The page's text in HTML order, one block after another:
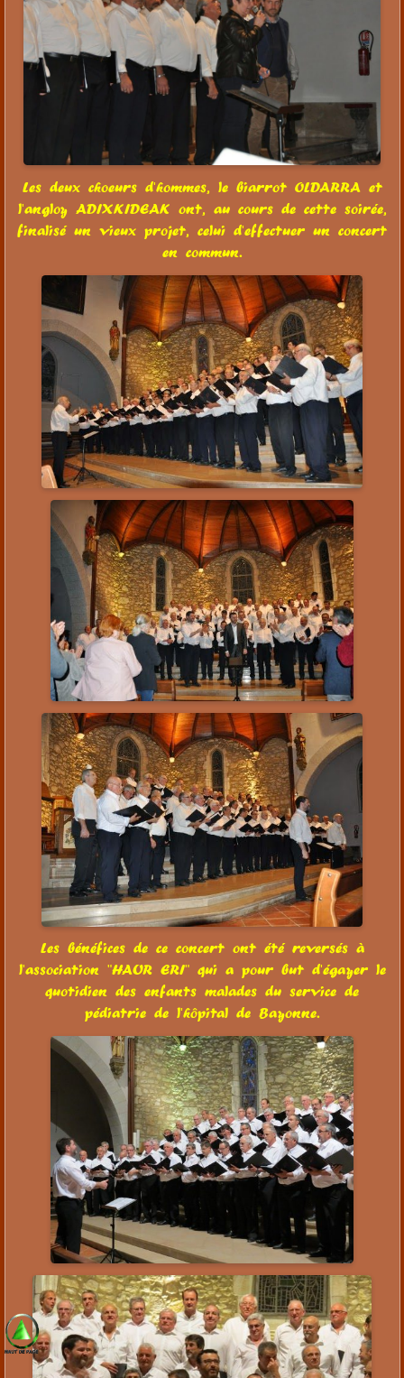
Les deux choeurs d'hommes, le biarrot OLDARRA et
l'angloy ADIXKIDEAK ont, au cours de cette soirée,
finalisé un vieux projet, celui d'effectuer un concert
en commun.
Les bénéfices de ce concert ont été reversés à
l'association "HAUR ERI" qui a pour but d'égayer le
quotidien des enfants malades du service de
pédiatrie de l'hôpital de Bayonne.